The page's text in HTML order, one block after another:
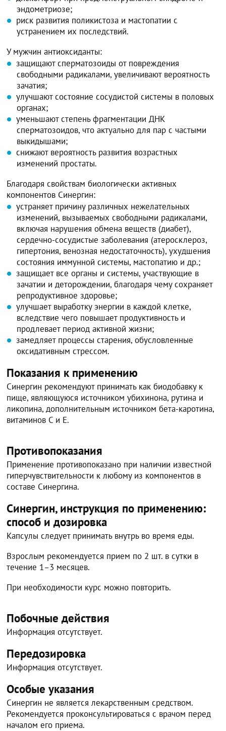
эндометриозе;
риск развития поликистоза и мастопатии с
устранением их последствий.
У мужчин антиоксиданты:
защищают сперматозоиды от повреждения
свободными радикалами, увеличивают вероятность
зачатия;
улучшают состояние сосудистой системы в половых
органах;
уменьшают степень фрагментации ДНК
сперматозоидов, что актуально для пар с частыми
выкидышами;
снижают вероятность развития возрастных
изменений простаты.
Благодаря свойствам биологически активных
компонентов Синергин:
устраняет причину различных нежелательных
изменений, вызываемых свободными радикалами,
включая нарушения обмена веществ (диабет),
сердечно-сосудистые заболевания (атеросклероз,
гипертония, венозная недостаточность), ухудшения
состояния иммунной системы, мастопатию и др.;
защищает все органы и системы, участвующие в
зачатии и деторождении, благодаря чему сохраняет
репродуктивное здоровье;
улучшает выработку энергии в каждой клетке,
вследствие чего повышает продуктивность и
продлевает период активной жизни;
замедляет процессы старения, обусловленные
оксидативным стрессом.
Показания к применению
Синергин рекомендуют принимать как биодобавку к
пище, являющуюся источником убихинона, рутина и
ликопина, дополнительным источником бета-каротина,
витаминов C и E.
Противопоказания
Применение противопоказано при наличии известной
гиперчувствительности к любому из компонентов в
составе Синергина.
Синергин, инструкция по применению:
способ и дозировка
Капсулы следует принимать внутрь во время еды.
Взрослым рекомендуется прием по 2 шт. в сутки в
течение 1–3 месяцев.
При необходимости курс можно повторить.
Побочные действия
Информация отсутствует.
Передозировка
Информация отсутствует.
Особые указания
Синергин не является лекарственным средством.
Рекомендуется проконсультироваться с врачом перед
началом его приема.